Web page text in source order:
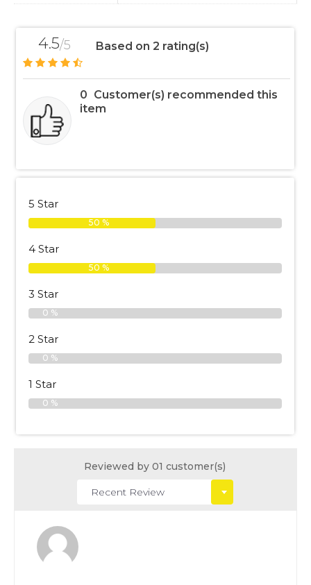
4.5/5 Based on 2 rating(s)
0 Customer(s) recommended this
item
5 Star
50 %
4 Star
50 %
3 Star
0 %
2 Star
0 %
1 Star
0 %
Reviewed by 01 customer(s)